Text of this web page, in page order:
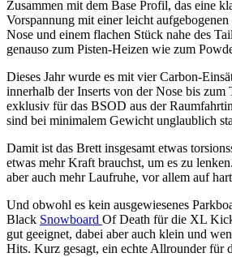
Zusammen mit dem Base Profil, das eine
Vorspannung mit einer leicht
Nose und einem flachen Stück nahe des
genauso zum Pisten-Heizen wie zum
Dieses Jahr wurde es mit vier Carbon-
innerhalb der Inserts von der Nose bis
exklusiv für das BSOD aus der
sind bei minimalem Gewicht unglaublich
Damit ist das Brett insgesamt etwas
etwas mehr Kraft brauchst, um es zu
aber auch mehr Laufruhe, vor allem auf
Und obwohl es kein ausgewiesenes
Black Snowboard Of Death für die XL
gut geeignet, dabei aber auch klein und
Hits. Kurz gesagt, ein echte Allrounder für